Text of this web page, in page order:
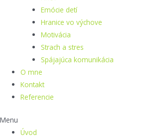
Emócie detí
Hranice vo výchove
Motivácia
Strach a stres
Spájajúca komunikácia
O mne
Kontakt
Referencie
Menu
Úvod